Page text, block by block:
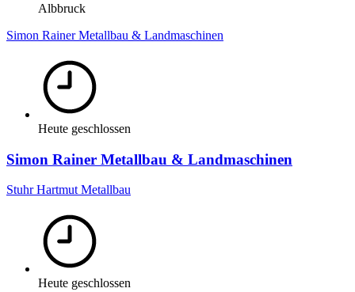
Albbruck
Simon Rainer Metallbau & Landmaschinen
Heute geschlossen
Simon Rainer Metallbau & Landmaschinen
Stuhr Hartmut Metallbau
Heute geschlossen